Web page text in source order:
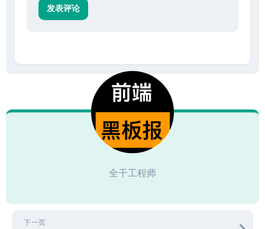
全干工程师
下一页